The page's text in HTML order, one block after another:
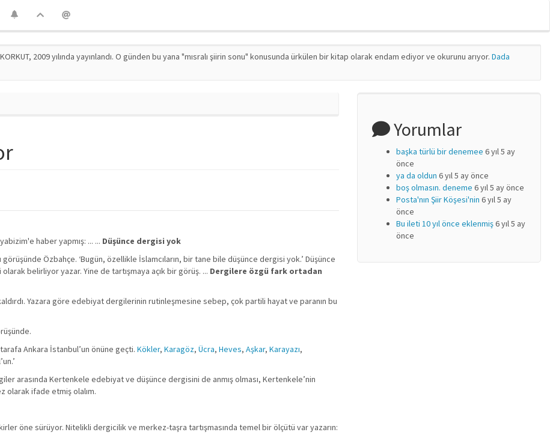
2009 yılında yayınlandı. O günden bu yana "mısralı şiirin sonu" konusunda ürkülen bir kitap olarak endam ediyor ve okurunu arıyor. Dada
haber yapmış: ... ... Düşünce dergisi yok
Özbahçe. ‘Bugün, özellikle İslamcıların, bir tane bile düşünce dergisi yok.’ Düşünce
belirliyor yazar. Yine de tartışmaya açık bir görüş. ... Dergilere özgü fark ortadan
Yazara göre edebiyat dergilerinin rutinleşmesine sebep, çok partili hayat ve paranın bu
Ankara İstanbul’un önüne geçti. Kökler, Karagöz, Ücra, Heves, Aşkar, Karayazı,
arasında Kertenkele edebiyat ve düşünce dergisini de anmış olması, Kertenkele’nin
olarak ifade etmiş olalım.
öne sürüyor. Nitelikli dergicilik ve merkez-taşra tartışmasında temel bir ölçütü var yazarın:
Yorumlar
başka türlü bir denemee 6 yıl 5 ay
önce
ya da oldun 6 yıl 5 ay önce
boş olmasın. deneme 6 yıl 5 ay önce
Posta'nın Şiir Köşesi'nin 6 yıl 5 ay
önce
Bu ileti 10 yıl önce eklenmiş6 yıl 5 ay
önce